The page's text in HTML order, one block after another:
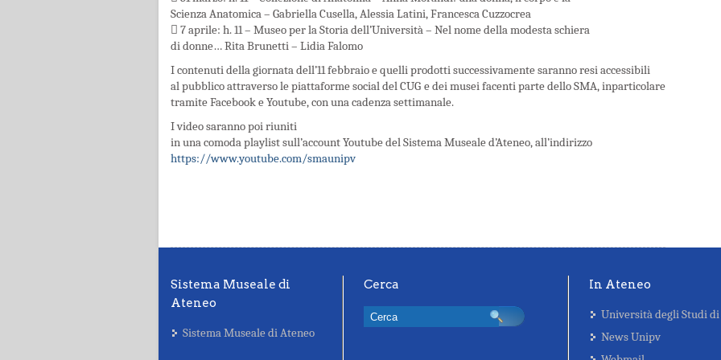
Scienza Anatomica – Gabriella Cusella, Alessia Latini, Francesca Cuzzocrea
 7 aprile: h. 11 – Museo per la Storia dell’Università – Nel nome della modesta schiera
di donne… Rita Brunetti – Lidia Falomo
I contenuti della giornata dell’11 febbraio e quelli prodotti successivamente saranno resi accessibili
al pubblico attraverso le piattaforme social del CUG e dei musei facenti parte dello SMA, inparticolare
tramite Facebook e Youtube, con una cadenza settimanale.
I video saranno poi riuniti
in una comoda playlist sull’account Youtube del Sistema Museale d’Ateneo, all’indirizzo
https://www.youtube.com/smaunipv
Sistema Museale di
Ateneo
Sistema Museale di Ateneo
Cerca In Ateneo
Università degli Studi di
News Unipv